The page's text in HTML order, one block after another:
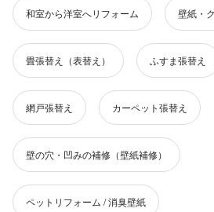
和室から洋室へリフォーム 壁紙・
畳張替え（表替え） ふすま張替え
網戸張替え カーペット張替え
壁の穴・凹みの補修（壁紙補修）
ペットリフォーム / 消臭壁紙